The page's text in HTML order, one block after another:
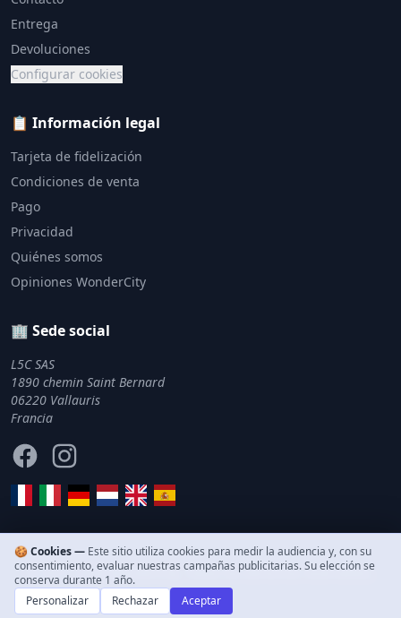
Entrega
Devoluciones
Configurar cookies
📋 Información legal
Tarjeta de fidelización
Condiciones de venta
Pago
Privacidad
Quiénes somos
Opiniones WonderCity
🏢 Sede social
L5C SAS
1890 chemin Saint Bernard
06220 Vallauris
Francia
FacebookInstagram
© 2011–2026 WonderCity. Todos los derechos reservados.
🍪 Cookies — Este sitio utiliza cookies para medir la audiencia y, con su
consentimiento, evaluar nuestras campañas publicitarias. Su elección se
conserva durante 1 año.
Personalizar
Rechazar Aceptar